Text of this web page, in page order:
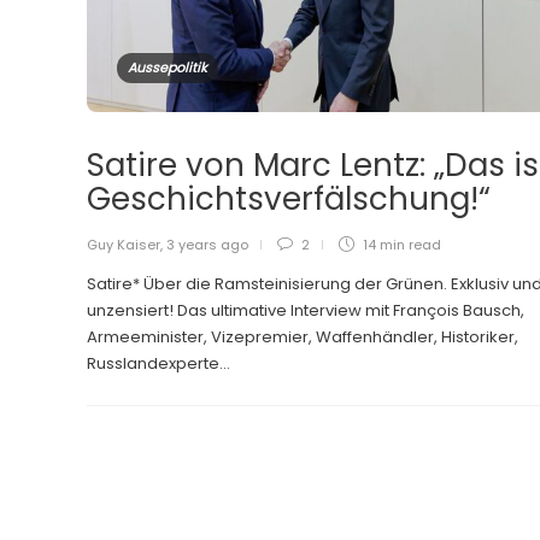
Aussepolitik
Satire von Marc Lentz: „Das
Geschichtsverfälschung!“
Guy Kaiser, 3 years ago 2 14 min read
Satire* Über die Ramsteinisierung der Grünen. Exklusiv
unzensiert! Das ultimative Interview mit François Bausch,
Armeeminister, Vizepremier, Waffenhändler, Historiker,
Russlandexperte...